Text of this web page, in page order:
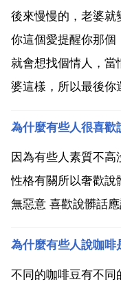
後來慢慢的，老婆就
你這個愛提醒你那個
就會想找個情人，
婆這樣，所以最後你
因為有些人素質不
性格有關所以奢歡說
無惡意 喜歡說髒話
不好的習慣。造成說
小的教育出現了問題
為什麼有些人說咖啡
不同的咖啡豆有不同